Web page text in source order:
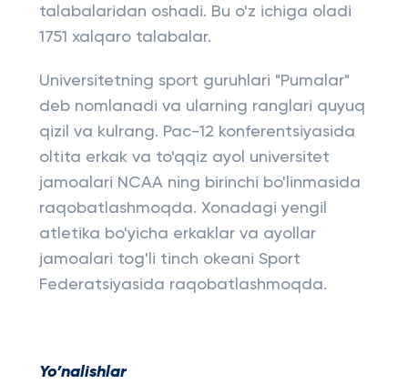
talabalaridan oshadi. Bu o'z ichiga oladi
1751 xalqaro talabalar.
Universitetning sport guruhlari "Pumalar"
deb nomlanadi va ularning ranglari quyuq
qizil va kulrang. Pac-12 konferentsiyasida
oltita erkak va to'qqiz ayol universitet
jamoalari NCAA ning birinchi bo'linmasida
raqobatlashmoqda. Xonadagi yengil
atletika bo'yicha erkaklar va ayollar
jamoalari tog'li tinch okeani Sport
Federatsiyasida raqobatlashmoqda.
Yo’nalishlar